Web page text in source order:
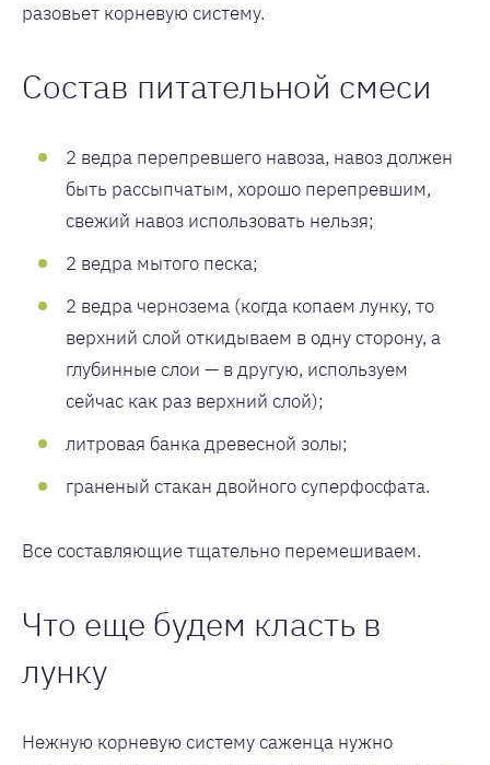
разовьет корневую систему.
Состав питательной смеси
2 ведра перепревшего навоза, навоз должен
быть рассыпчатым, хорошо перепревшим,
свежий навоз использовать нельзя;
2 ведра мытого песка;
2 ведра чернозема (когда копаем лунку, то
верхний слой откидываем в одну сторону, а
глубинные слои — в другую, используем
сейчас как раз верхний слой);
литровая банка древесной золы;
граненый стакан двойного суперфосфата.
Все составляющие тщательно перемешиваем.
Что еще будем класть в
лунку
Нежную корневую систему саженца нужно